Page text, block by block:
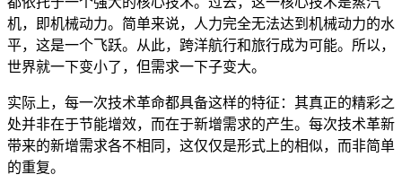
机，即机械动力。简单来说，人力完全无法达到机械动力的水
平，这是一个飞跃。从此，跨洋航行和旅行成为可能。所以，
世界就一下变小了，但需求一下子变大。
实际上，每一次技术革命都具备这样的特征：其真正的精彩之
处并非在于节能增效，而在于新增需求的产生。每次技术革新
带来的新增需求各不相同，这仅仅是形式上的相似，而非简单
的重复。